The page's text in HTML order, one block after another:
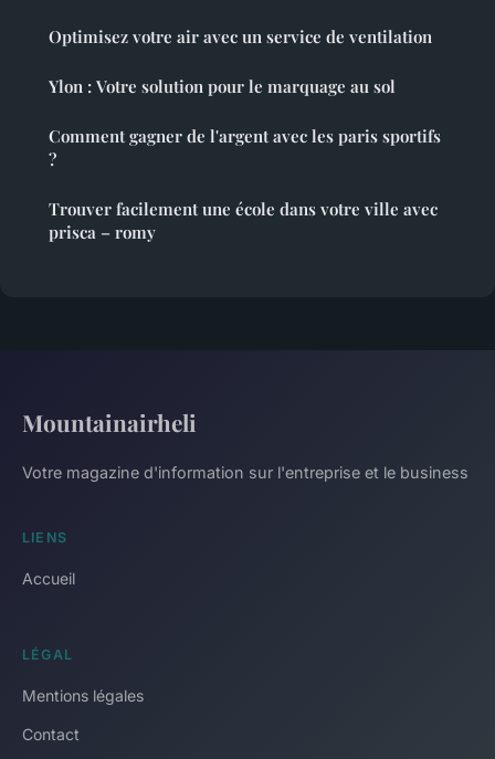
Optimisez votre air avec un service de ventilation
Ylon : Votre solution pour le marquage au sol
Comment gagner de l'argent avec les paris sportifs
?
Trouver facilement une école dans votre ville avec
prisca – romy
Mountainairheli
Votre magazine d'information sur l'entreprise et le business
LIENS
Accueil
LÉGAL
Mentions légales
Contact